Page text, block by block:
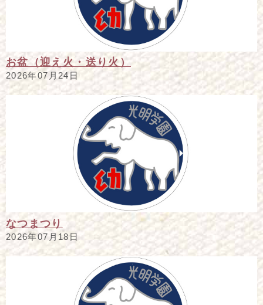
お盆（迎え火・送り火）
2026年07月24日
なつまつり
2026年07月18日